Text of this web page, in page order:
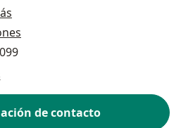
de contacto